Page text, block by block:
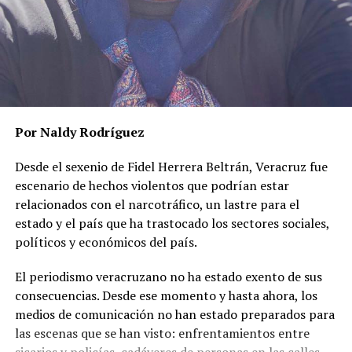
Twitter: @yeyocontreras
De primera mano Tajín: Cuitláhuac, aprendiz de tirano
ANTES
Transoceánico Patito: se desaparecen defraudadores
emocionales.
De manera sucinta, esto fue lo que encontró:
“proporciona información detallada sobre el uso de
sustancias tóxicas, conductas de riesgo y cómo atentar
contra la propia vida”.
Una persona empática, en lo emocional y cognitivo,
alertaría a sus progenitores o daría orientación para
evitar prácticas riesgosas. Pero de ninguna manera
brindaría información de cómo vulnerar su integridad.
Con el uso de toda herramienta tecnológica, sobre todo
de IA, la niñez y adolescencia debe tener el
acompañamiento y orientación de un adulto
responsable. No podemos esperar que el Chat GTP
empatice.
Twitter @ydlan
Por Naldy Rodríguez
Desde el sexenio de Fidel Herrera Beltrán, Veracruz fue
escenario de hechos violentos que podrían estar
relacionados con el narcotráfico, un lastre para el
estado y el país que ha trastocado los sectores sociales,
políticos y económicos del país.
El periodismo veracruzano no ha estado exento de sus
consecuencias. Desde ese momento y hasta ahora, los
medios de comunicación no han estado preparados para
las escenas que se han visto: enfrentamientos entre